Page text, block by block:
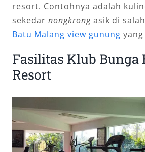
resort. Contohnya adalah
sekedar nongkrongasik di
Batu Malang view gunung
Fasilitas Klub Bunga
Resort